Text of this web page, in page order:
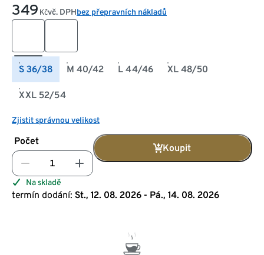
349 Kčvč. DPHbez přepravních nákladů
S 36/38 M 40/42 L 44/46 XL 48/50
XXL 52/54
Zjistit správnou velikost
Počet
Koupit
Na skladě
termín dodání: St., 12. 08. 2026 - Pá., 14. 08. 2026